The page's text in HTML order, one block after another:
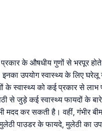
प्रकार के औषधीय गुणों से भरपूर
उपयोग स्वास्थ्य के लिए
के स्वास्थ्य को कई प्रकार से
से जुड़े कई स्वास्थ्य फायदों के
कर सकती है। वहीं, गंभीर
पाउडर के फायदे, मुलेठी का